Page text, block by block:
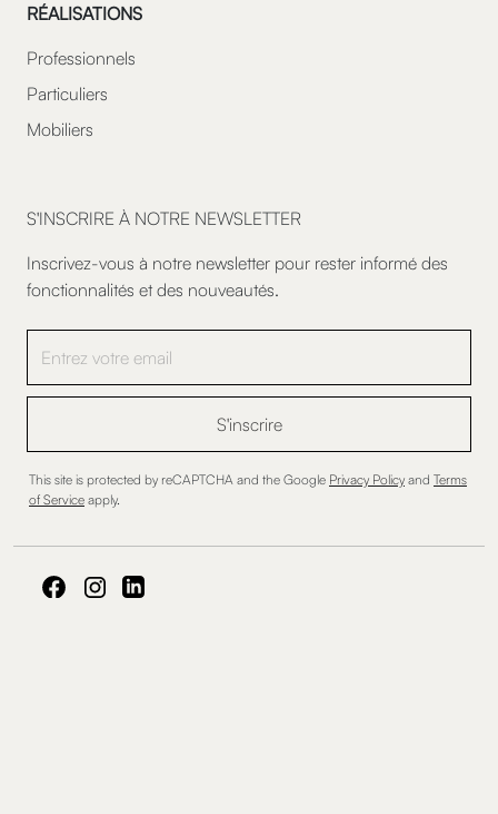
RÉALISATIONS
Professionnels
Particuliers
Mobiliers
S'INSCRIRE À NOTRE NEWSLETTER
Inscrivez-vous à notre newsletter pour rester informé des
fonctionnalités et des nouveautés.
This site is protected by reCAPTCHA and the Google Privacy Policy and Terms
of Service apply.